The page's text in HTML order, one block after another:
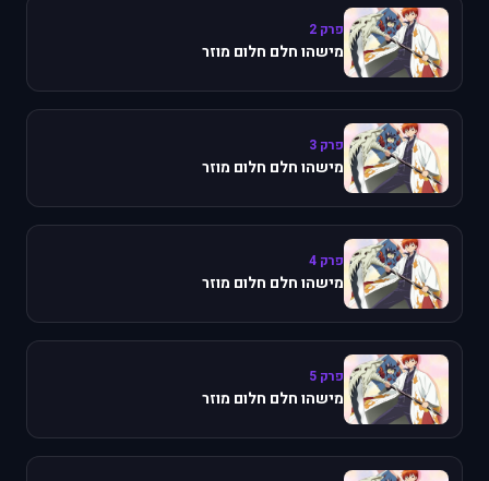
פרק 2
מישהו חלם חלום מוזר
פרק 3
מישהו חלם חלום מוזר
פרק 4
מישהו חלם חלום מוזר
פרק 5
מישהו חלם חלום מוזר